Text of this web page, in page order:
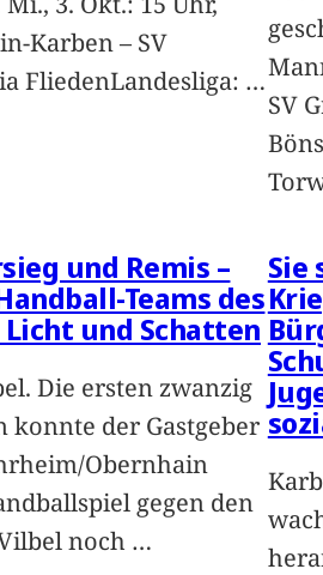
Karben – SV
FliedenLandesliga: …
SV
und Remis –
Teams des
und Schatten
Die ersten zwanzig
konnte der Gastgeber
Obernhain
gegen den
noch …
Sie